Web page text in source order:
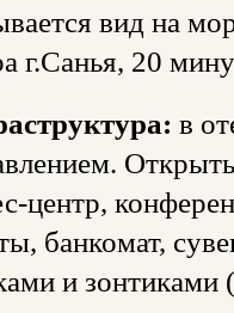
вид на
г.Санья, 20
в
центр,
банкомат,
и зонтиками